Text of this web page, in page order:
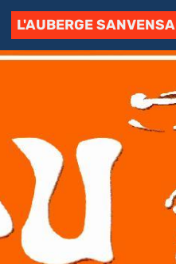
L'AUBERGE SANVENSA